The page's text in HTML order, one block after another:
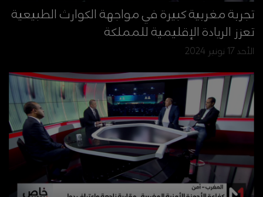
تجربة مغربية كبيرة في مواجهة الكوارث الطبيعية
تعزز الريادة الإقليمية للمملكة
الأحد 17 نونبر 2024